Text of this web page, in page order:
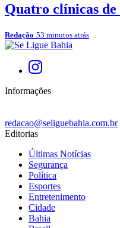
Quatro clínicas
Redação 53 minutos atrás
Informações
redacao@seliguebahia.com.br
Editorias
Últimas Notícias
Segurança
Política
Esportes
Entretenimento
Cidade
Bahia